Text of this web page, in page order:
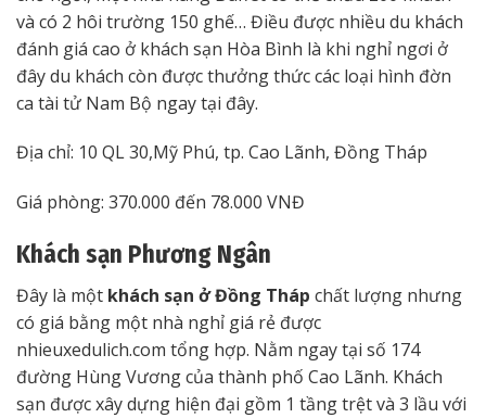
và có 2 hôi trường 150 ghế… Điều được nhiều du khách
đánh giá cao ở khách sạn Hòa Bình là khi nghỉ ngơi ở
đây du khách còn được thưởng thức các loại hình đờn
ca tài tử Nam Bộ ngay tại đây.
Địa chỉ: 10 QL 30,Mỹ Phú, tp. Cao Lãnh, Đồng Tháp
Giá phòng: 370.000 đến 78.000 VNĐ
Khách sạn Phương Ngân
Đây là một khách sạn ở Đồng Tháp chất lượng nhưng
có giá bằng một nhà nghỉ giá rẻ được
nhieuxedulich.com tổng hợp. Nằm ngay tại số 174
đường Hùng Vương của thành phố Cao Lãnh. Khách
sạn được xây dựng hiện đại gồm 1 tầng trệt và 3 lầu với